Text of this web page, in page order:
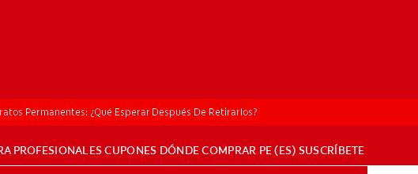
PROFESIONALESCUPONES DÓNDE COMPRAR PE (ES) SUSCRÍBETE
Permanentes: ¿Qué Esperar Después De Retirarlos?